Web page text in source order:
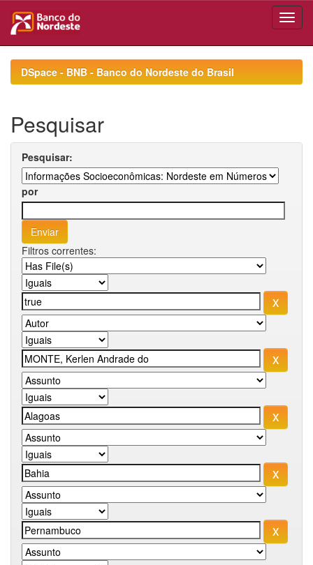
navigationDSpace - BNB - Banco do Nordeste do Brasil
Pesquisar
Pesquisar:
por
Filtros correntes: